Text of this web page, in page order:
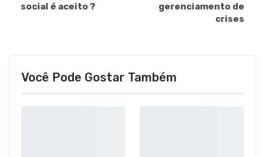
social é aceito ?
gerenciamento de
crises
Você Pode Gostar Também